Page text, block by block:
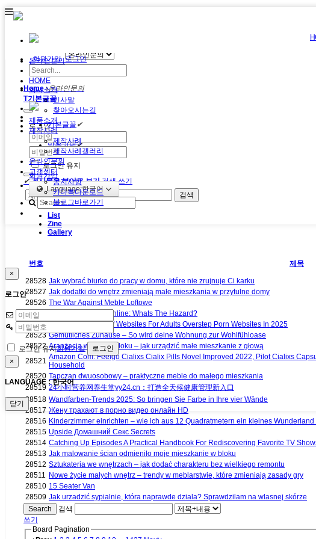
메뉴 건너뛰기
로그인
로그인 유지
회원가입
Language:한국어
회원가입로그인
HOME
회사소개
인사말
찾아오시는길
제품소개
제작사례
제작사례
제작사례갤러리
온라인문의
고객센터
공지사항
카다록다운로드
블로그바로가기
×
로그인
로그인 유지회원가입
×
LANGUAGE : 한국어
닫기
온라인문의
Home 온라인문의
T기본글꼴
기본글꼴 ✔
나눔고딕
맑은고딕✔
돋움✔
✔ 게시물을 뷰어로 보기 검색 쓰기
검색
List
Zine
Gallery
번호
제목
28528 Jak wybrać biurko do pracy w domu, które nie zrujnuje Ci karku
28527 Jak dodatki do wnętrz zmieniają małe mieszkania w przytulne domy
28526 The War Against Meble Loftowe
28525
Buying ED Drugs Online: Whats The Hazard?
28524 16 C. H. Best NSFW Websites For Adults Overstep Porn Websites In 2025
28523 Gemütliches Zuhause – So wird deine Wohnung zur Wohlfühloase
28522 Aranżacja wnętrz w bloku – jak urządzić małe mieszkanie z głową
28521 Amazon Com: Feelgo Cialixs Cialix Pills Novel Improved 2022, Pilot Cialixs
Household
28520 Tapczan dwuosobowy – praktyczne meble do małego mieszkania
28519 24小时营养网养生堂yy24.cn：打造全天候健康管理新入口
28518 Wandfarben-Trends 2025: So bringen Sie Farbe in Ihre vier Wände
28517 Жену трахают в порно видео онлайн HD
28516 Kinderzimmer einrichten – wie ich aus 12 Quadratmetern ein kleines Wunderland
28515 Upside Домашний Секс Secrets
28514 Catching Up Episodes A Practical Handbook For Rediscovering Favorite TV
28513 Jak malowanie ścian odmieniło moje mieszkanie w bloku
28512 Sztukateria we wnętrzach – jak dodać charakteru bez wielkiego remontu
28511 Nowe życie małych wnętrz – trendy w meblarstwie, które zmieniają zasady gry
28510 15 Seater Van
28509 Jak urzadzić sypialnie, która naprawde dziala? Sprawdzilam na wlasnej skórze
Search
검색
쓰기
Board Pagination